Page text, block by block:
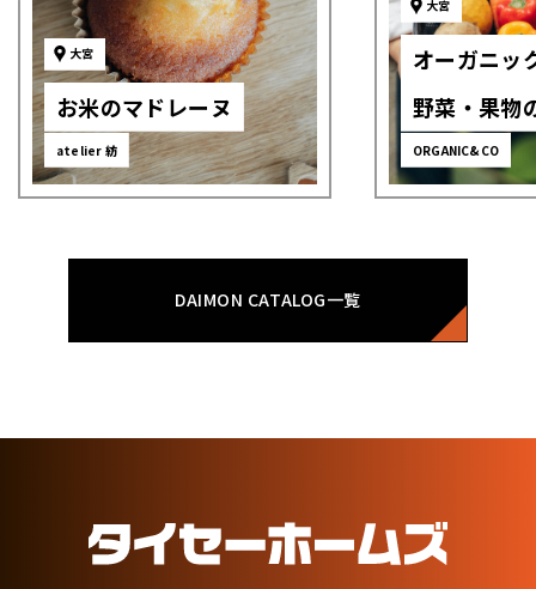
大宮
お米のマドレーヌ
atelier 紡
大宮
オーガニッ
野菜・果物
ORGANIC&CO
DAIMON CATALOG一覧